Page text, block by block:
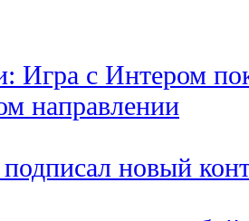
Игра с Интером
направлении
новый
нарушить